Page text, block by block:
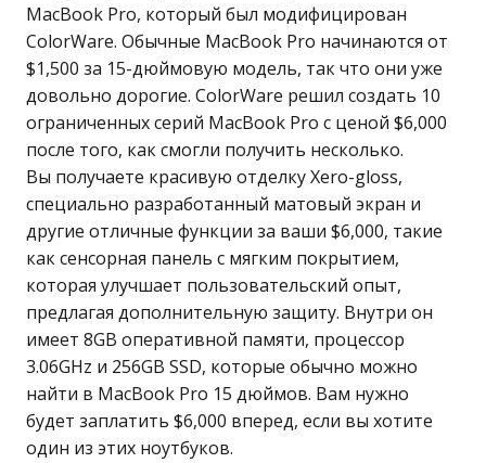
MacBook Pro, который был модифицирован
ColorWare. Обычные MacBook Pro начинаются от
$1,500 за 15-дюймовую модель, так что они уже
довольно дорогие. ColorWare решил создать 10
ограниченных серий MacBook Pro с ценой $6,000
после того, как смогли получить несколько.
Вы получаете красивую отделку Xero-gloss,
специально разработанный матовый экран и
другие отличные функции за ваши $6,000, такие
как сенсорная панель с мягким покрытием,
которая улучшает пользовательский опыт,
предлагая дополнительную защиту. Внутри он
имеет 8GB оперативной памяти, процессор
3.06GHz и 256GB SSD, которые обычно можно
найти в MacBook Pro 15 дюймов. Вам нужно
будет заплатить $6,000 вперед, если вы хотите
один из этих ноутбуков.